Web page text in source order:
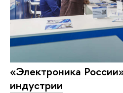
«Электроника
индустрии